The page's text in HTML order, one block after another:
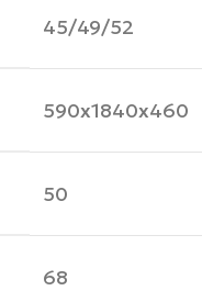
45/49/52
590x1840x460
50
68